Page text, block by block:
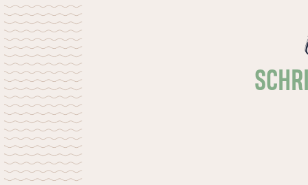
moeilijke omstandigheden, blijven inzetten